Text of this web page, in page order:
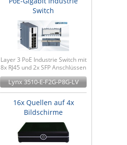
Switch
Layer 3 PoE Industrie Switch mit
8x RJ45 und 2x SFP Anschlüssen
Lynx 3510-E-F2G-P8G-LV
16x Quellen auf 4x
Bildschirme